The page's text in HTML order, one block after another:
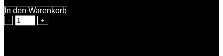
In den Warenkorb
Himmlische
Beerta